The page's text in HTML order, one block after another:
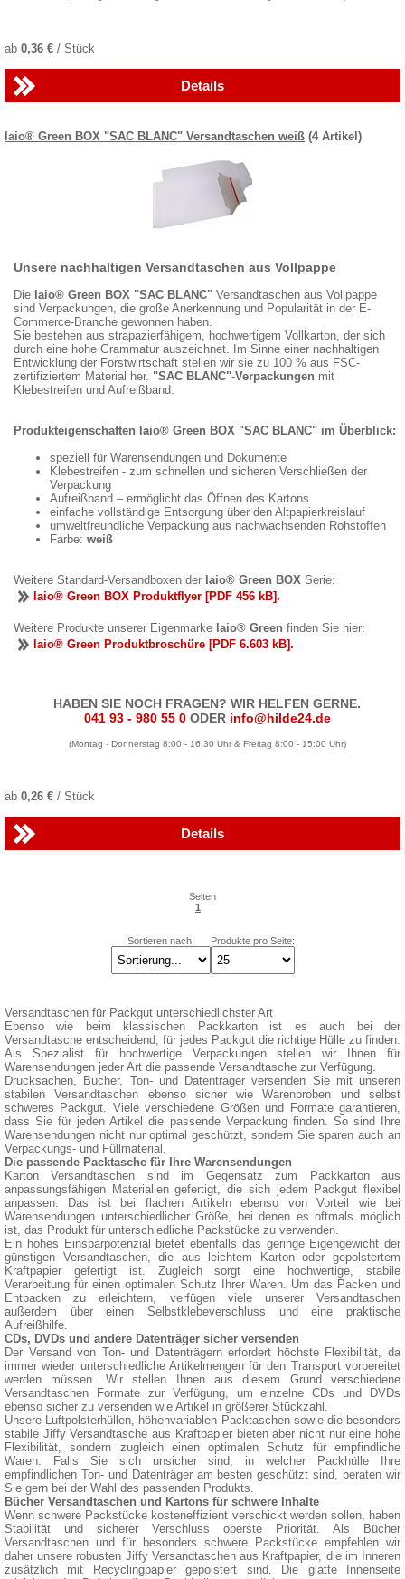
ab 0,36 € / Stück
Details
laio® Green BOX "SAC BLANC" Versandtaschen weiß (4 Artikel)
Unsere nachhaltigen Versandtaschen aus Vollpappe
Die laio® Green BOX "SAC BLANC" Versandtaschen aus Vollpappe
sind Verpackungen, die große Anerkennung und Popularität in der E-
Commerce-Branche gewonnen haben.
Sie bestehen aus strapazierfähigem, hochwertigem Vollkarton, der sich
durch eine hohe Grammatur auszeichnet. Im Sinne einer nachhaltigen
Entwicklung der Forstwirtschaft stellen wir sie zu 100 % aus FSC-
zertifiziertem Material her. "SAC BLANC"-Verpackungen mit
Klebestreifen und Aufreißband.
Produkteigenschaften laio® Green BOX "SAC BLANC" im Überblick:
speziell für Warensendungen und Dokumente
Klebestreifen - zum schnellen und sicheren Verschließen der
Verpackung
Aufreißband – ermöglicht das Öffnen des Kartons
einfache vollständige Entsorgung über den Altpapierkreislauf
umweltfreundliche Verpackung aus nachwachsenden Rohstoffen
Farbe: weiß
Weitere Standard-Versandboxen der laio® Green BOX Serie:
laio® Green BOX Produktflyer [PDF 456 kB].
Weitere Produkte unserer Eigenmarke laio® Green finden Sie hier:
laio® Green Produktbroschüre [PDF 6.603 kB].
HABEN SIE NOCH FRAGEN? WIR HELFEN GERNE.
041 93 - 980 55 0 ODER info@hilde24.de
(Montag - Donnerstag 8:00 - 16:30 Uhr & Freitag 8:00 - 15:00 Uhr)
ab 0,26 € / Stück
Details
Seiten
1
Sortieren nach: Produkte pro Seite:
Versandtaschen für Packgut unterschiedlichster Art
Ebenso wie beim klassischen Packkarton ist es auch bei der
Versandtasche entscheidend, für jedes Packgut die richtige Hülle zu finden.
Als Spezialist für hochwertige Verpackungen stellen wir Ihnen für
Warensendungen jeder Art die passende Versandtasche zur Verfügung.
Drucksachen, Bücher, Ton- und Datenträger versenden Sie mit unseren
stabilen Versandtaschen ebenso sicher wie Warenproben und selbst
schweres Packgut. Viele verschiedene Größen und Formate garantieren,
dass Sie für jeden Artikel die passende Verpackung finden. So sind Ihre
Warensendungen nicht nur optimal geschützt, sondern Sie sparen auch an
Verpackungs- und Füllmaterial.
Die passende Packtasche für Ihre Warensendungen
Karton Versandtaschen sind im Gegensatz zum Packkarton aus
anpassungsfähigen Materialien gefertigt, die sich jedem Packgut flexibel
anpassen. Das ist bei flachen Artikeln ebenso von Vorteil wie bei
Warensendungen unterschiedlicher Größe, bei denen es oftmals möglich
ist, das Produkt für unterschiedliche Packstücke zu verwenden.
Ein hohes Einsparpotenzial bietet ebenfalls das geringe Eigengewicht der
günstigen Versandtaschen, die aus leichtem Karton oder gepolstertem
Kraftpapier gefertigt ist. Zugleich sorgt eine hochwertige, stabile
Verarbeitung für einen optimalen Schutz Ihrer Waren. Um das Packen und
Entpacken zu erleichtern, verfügen viele unserer Versandtaschen
außerdem über einen Selbstklebeverschluss und eine praktische
Aufreißhilfe.
CDs, DVDs und andere Datenträger sicher versenden
Der Versand von Ton- und Datenträgern erfordert höchste Flexibilität, da
immer wieder unterschiedliche Artikelmengen für den Transport vorbereitet
werden müssen. Wir stellen Ihnen aus diesem Grund verschiedene
Versandtaschen Formate zur Verfügung, um einzelne CDs und DVDs
ebenso sicher zu versenden wie Artikel in größerer Stückzahl.
Unsere Luftpolsterhüllen, höhenvariablen Packtaschen sowie die besonders
stabile Jiffy Versandtasche aus Kraftpapier bieten aber nicht nur eine hohe
Flexibilität, sondern zugleich einen optimalen Schutz für empfindliche
Waren. Falls Sie sich unsicher sind, in welcher Packhülle Ihre
empfindlichen Ton- und Datenträger am besten geschützt sind, beraten wir
Sie gern bei der Wahl des passenden Produkts.
Bücher Versandtaschen und Kartons für schwere Inhalte
Wenn schwere Packstücke kosteneffizient verschickt werden sollen, haben
Stabilität und sicherer Verschluss oberste Priorität. Als Bücher
Versandtaschen und für besonders schwere Packstücke empfehlen wir
daher unsere robusten Jiffy Versandtaschen aus Kraftpapier, die im Inneren
zusätzlich mit Recyclingpapier gepolstert sind. Die glatte Innenseite